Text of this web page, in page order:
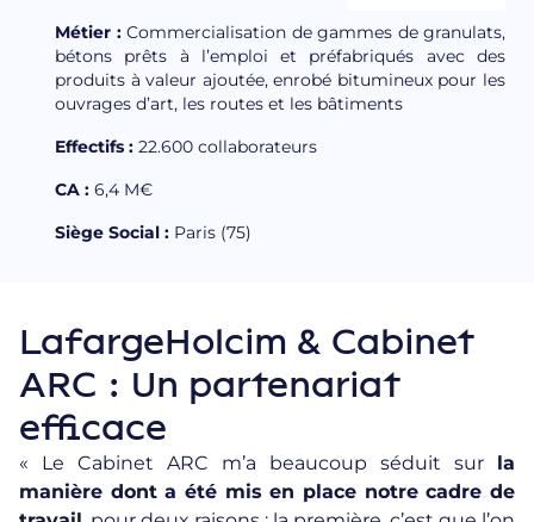
Métier :Commercialisation de gammes de granulats,
bétons prêts à l’emploi et préfabriqués avec des
produits à valeur ajoutée, enrobé bitumineux pour les
ouvrages d’art, les routes et les bâtiments
Effectifs : 22.600 collaborateurs
CA : 6,4 M€
Siège Social : Paris (75)
LafargeHolcim & Cabinet
ARC : Un partenariat
efficace
« Le Cabinet ARC m’a beaucoup séduit sur la
manière dont a été mis en place notre cadre de